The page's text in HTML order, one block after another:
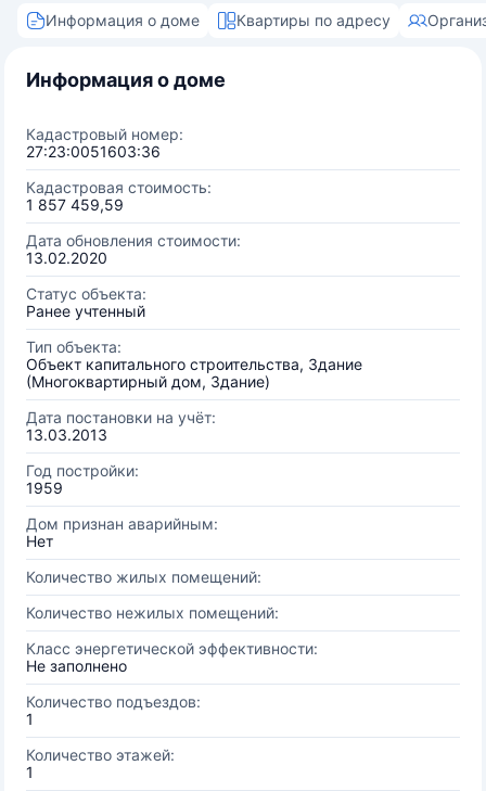
Информация о доме Квартиры по адресу
Информация о доме
Кадастровый номер:
27:23:0051603:36
Кадастровая стоимость:
1 857 459,59
Дата обновления стоимости:
13.02.2020
Статус объекта:
Ранее учтенный
Тип объекта:
Объект капитального строительства, Здание
(Многоквартирный дом, Здание)
Дата постановки на учёт:
13.03.2013
Год постройки:
1959
Дом признан аварийным:
Нет
Количество жилых помещений:
Количество нежилых помещений:
Класс энергетической эффективности:
Не заполнено
Количество подъездов:
1
Количество этажей:
1